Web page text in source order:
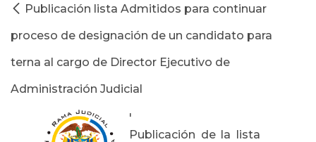
Publicación lista Admitidos para continuar
proceso de designación de un candidato para
terna al cargo de Director Ejecutivo de
Administración Judicial
'
Publicación de la lista